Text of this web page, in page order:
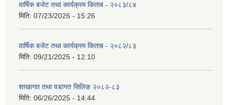
वार्षिक बजेट तथा कार्यक्रम किताब - २०८३/८४
मिति: 07/23/2026 - 15:26
वार्षिक बजेट तथा कार्यक्रम किताब - २०८२/८३
मिति: 09/21/2025 - 12:10
शाखागत तथा वडागत सिलिङ २०८२-८३
मिति: 06/26/2025 - 14:44